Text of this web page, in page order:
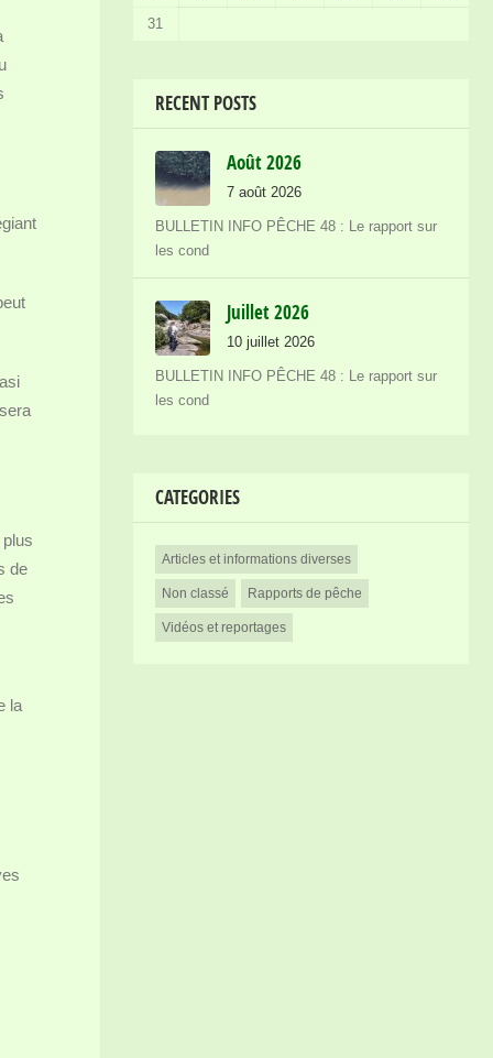
de
la
31
RECENT POSTS
Août 2026
7 août 2026
BULLETIN INFO PÊCHE 48 : Le rapport sur
les cond
Juillet 2026
10 juillet 2026
BULLETIN INFO PÊCHE 48 : Le rapport sur
les cond
CATEGORIES
Articles et informations diverses
Non classé Rapports de pêche
Vidéos et reportages